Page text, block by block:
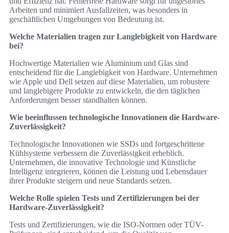
Arbeiten und minimiert Ausfallzeiten, was besonders in
geschäftlichen Umgebungen von Bedeutung ist.
Welche Materialien tragen zur Langlebigkeit von Hardware
bei?
Hochwertige Materialien wie Aluminium und Glas sind
entscheidend für die Langlebigkeit von Hardware. Unternehmen
wie Apple und Dell setzen auf diese Materialien, um robustere
und langlebigere Produkte zu entwickeln, die den täglichen
Anforderungen besser standhalten können.
Wie beeinflussen technologische Innovationen die Hardware-
Zuverlässigkeit?
Technologische Innovationen wie SSDs und fortgeschrittene
Kühlsysteme verbessern die Zuverlässigkeit erheblich.
Unternehmen, die innovative Technologie und Künstliche
Intelligenz integrieren, können die Leistung und Lebensdauer
ihrer Produkte steigern und neue Standards setzen.
Welche Rolle spielen Tests und Zertifizierungen bei der
Hardware-Zuverlässigkeit?
Tests und Zertifizierungen, wie die ISO-Normen oder TÜV-